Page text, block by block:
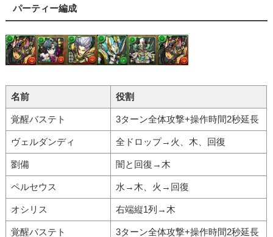
パーティー編成
名前 役割
覚醒バステト 3ターン全体攻撃+操作時間2秒延長
ヴェルダンディ 全ドロップ→火、木、回復
劉備 闇と回復→木
ペルセウス 水→木、火→回復
オシリス 右端縦1列→木
覚醒バステト 3ターン全体攻撃+操作時間2秒延長